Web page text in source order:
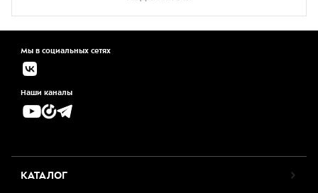
Мы в социальных сетях
Наши каналы
КАТАЛОГ